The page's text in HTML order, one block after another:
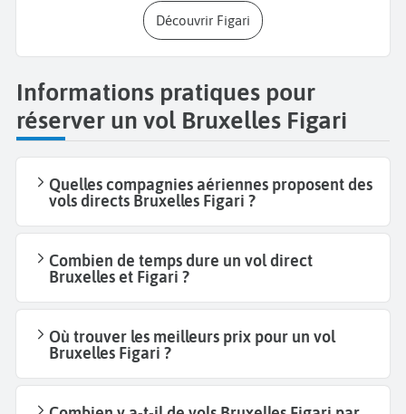
Découvrir Figari
Informations pratiques pour
réserver un vol Bruxelles Figari
Quelles compagnies aériennes proposent des
vols directs Bruxelles Figari ?
Combien de temps dure un vol direct
Bruxelles et Figari ?
Où trouver les meilleurs prix pour un vol
Bruxelles Figari ?